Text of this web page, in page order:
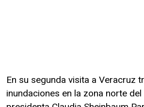
En su segunda visita a Veracruz
inundaciones en la zona norte del